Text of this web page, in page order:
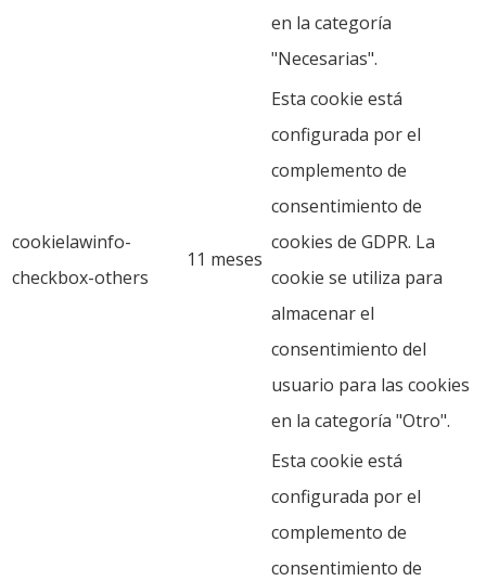
en la categoría
"Necesarias".
cookielawinfo-
checkbox-others
11 meses
Esta cookie está
configurada por el
complemento de
consentimiento de
cookies de GDPR. La
cookie se utiliza para
almacenar el
consentimiento del
usuario para las cookies
en la categoría "Otro".
Esta cookie está
configurada por el
complemento de
consentimiento de